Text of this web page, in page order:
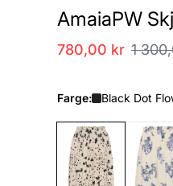
AmaiaPW
780,00 kr 1
Farge: Black Dot